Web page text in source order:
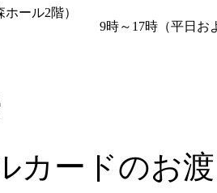
ホール2階）
9時～17時（平日お
カードのお